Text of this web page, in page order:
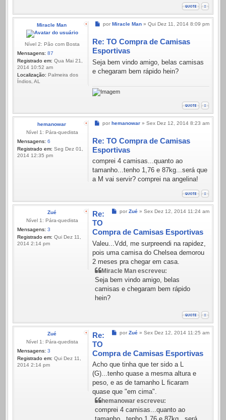
Miracle Man
Nível 2: Pão com Bosta
Mensagens: 87
Registrado em: Qua Mai 21,
2014 10:52 am
Localização: Palmeira dos
Índios, AL
Mensagem
por Miracle Man » Qui Dez 11, 2014 8:09 pm
Re: TO Compra de Camisas
Esportivas
Seja bem vindo amigo, belas camisas
e chegaram bem rápido hein?
hemanowar
Nível 1: Pára-quedista
Mensagens: 6
Registrado em: Seg Dez 01,
2014 12:35 pm
Mensagem
por hemanowar » Sex Dez 12, 2014 8:23 am
Re: TO Compra de Camisas
Esportivas
comprei 4 camisas...quanto ao
tamanho...tenho 1,76 e 87kg...será que
a M vai servir? comprei na angelina!
Zué
Nível 1: Pára-quedista
Mensagens: 3
Registrado em: Qui Dez 11,
2014 2:14 pm
Mensagem
por Zué » Sex Dez 12, 2014 11:24 am
Re:
TO
Compra de Camisas Esportivas
Valeu...Vdd, me surpreendi na rapidez,
pois uma camisa do Chelsea demorou
2 meses pra chegar em casa.
Miracle Man escreveu:
Seja bem vindo amigo, belas
camisas e chegaram bem rápido
hein?
Zué
Nível 1: Pára-quedista
Mensagens: 3
Registrado em: Qui Dez 11,
2014 2:14 pm
Mensagem
por Zué » Sex Dez 12, 2014 11:25 am
Re:
TO
Compra de Camisas Esportivas
Acho que tinha que ter sido a L
(G)...tenho quase a mesma altura e
peso, e as de tamanho L ficaram
quase que "em cima".
hemanowar escreveu:
comprei 4 camisas...quanto ao